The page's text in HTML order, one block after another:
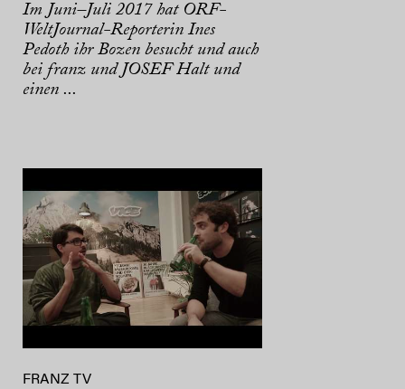
Im Juni–Juli 2017 hat ORF-
WeltJournal-Reporterin Ines
Pedoth ihr Bozen besucht und auch
bei franz und JOSEF Halt und
einen ...
FRANZ TV